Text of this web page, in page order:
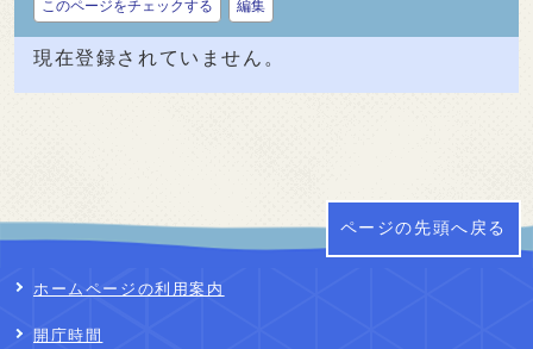
このページをチェックする 編集
現在登録されていません。
ページの先頭へ戻る
ホームページの利用案内
開庁時間